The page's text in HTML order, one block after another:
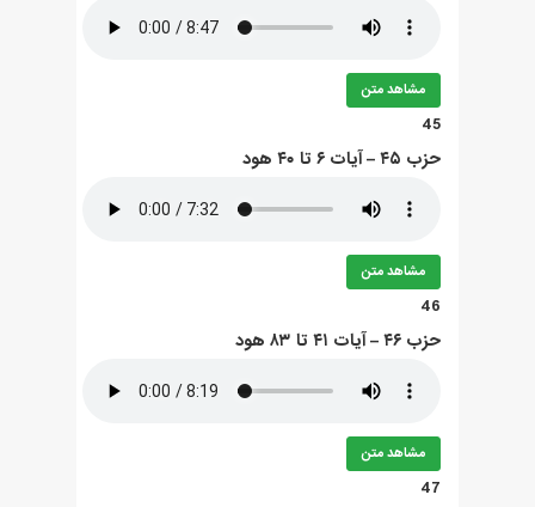
مشاهد متن
45
حزب ۴۵ – آيات ۶ تا ۴۰ هود
مشاهد متن
46
حزب ۴۶ – آيات ۴۱ تا ۸۳ هود
مشاهد متن
47